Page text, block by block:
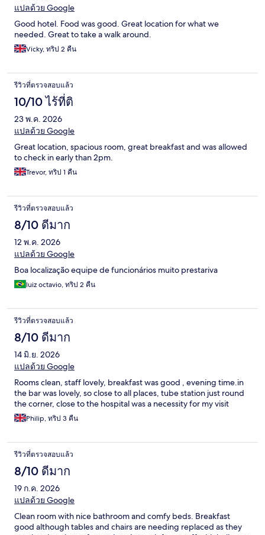
แปลด้วย Google
Good hotel. Food was good. Great location for what we
needed. Great to take a walk around.
Vicky, ทริป 2 คืน
รีวิวที่ตรวจสอบแล้ว
10/10 ไร้ที่ติ
23 พ.ค. 2026
แปลด้วย Google
Great location, spacious room, great breakfast and was allowed
to check in early than 2pm.
Trevor, ทริป 1 คืน
รีวิวที่ตรวจสอบแล้ว
8/10 ดีมาก
12 พ.ค. 2026
แปลด้วย Google
Boa localização equipe de funcionários muito prestariva
luiz octavio, ทริป 2 คืน
รีวิวที่ตรวจสอบแล้ว
8/10 ดีมาก
14 มิ.ย. 2026
แปลด้วย Google
Rooms clean, staff lovely, breakfast was good , evening time.in
the bar was lovely, so close to all places, tube station just round
the corner, close to the hospital was a necessity for my visit
Philip, ทริป 3 คืน
รีวิวที่ตรวจสอบแล้ว
8/10 ดีมาก
19 ก.ค. 2026
แปลด้วย Google
Clean room with nice bathroom and comfy beds. Breakfast
good although tables and chairs are needing replaced as they